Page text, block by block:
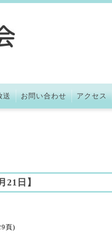
送 お問い合わせ アクセス
21日】
頁)